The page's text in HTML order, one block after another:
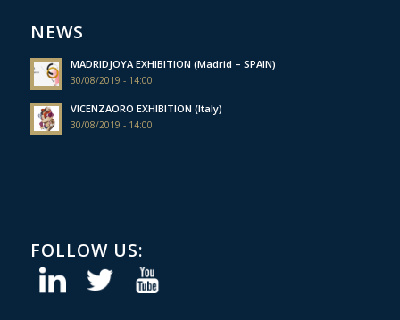
NEWS
MADRIDJOYA EXHIBITION (Madrid – SPAIN)
30/08/2019 - 14:00
VICENZAORO EXHIBITION (Italy)
30/08/2019 - 14:00
FOLLOW US: